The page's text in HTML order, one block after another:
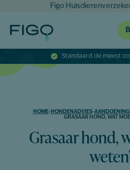
Figo
Standaard de meest
HOME- HONDENADVIES-
GRASAAR HOND, WAT
Grasaar hond,